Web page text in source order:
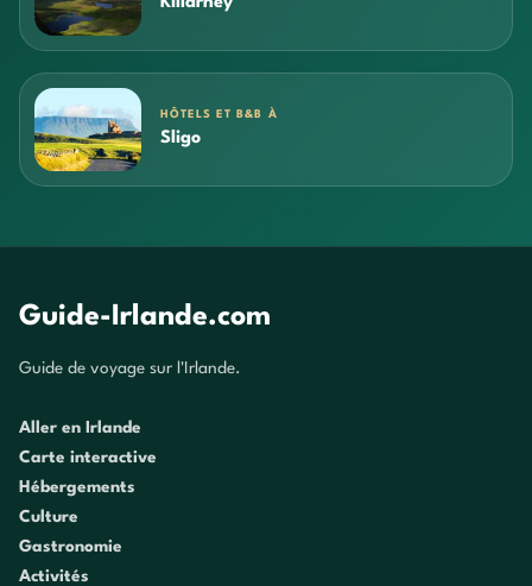
HÔTELS ET B&B À
Sligo
Guide-Irlande.com
Guide de voyage sur l'Irlande.
Aller en Irlande
Carte interactive
Hébergements
Culture
Gastronomie
Activités